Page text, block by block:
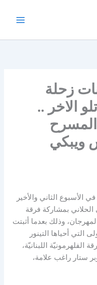
زحلة
الاخر ..
ويبكي
الأسبوع الثاني والأخير
بمشاركة فرقة
وذلك بعدما أثبتت
التي أحياها التينور
اللبنانيّة،
ستار راغب علامة،